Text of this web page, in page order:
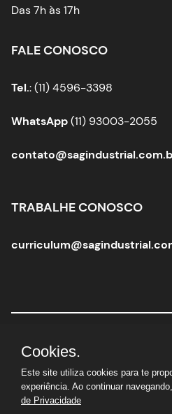
Das 7h às 17h
FALE CONOSCO
Tel.: (11) 4596-3398
WhatsApp(11) 93003-2055
TRABALHE CONOSCO
Sag Industrial Solutions Group
29 |© Todos os
Cookies.
Este site utiliza cookies para te
experiência. Ao continuar
de Privacidade